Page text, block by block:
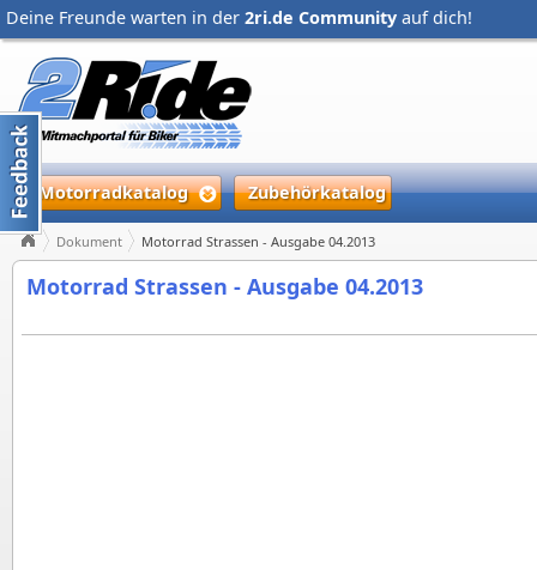
Deine Freunde warten in der 2ri.de Community auf dich!
Motorradkatalog Zubehörkatalog
Dokument Motorrad Strassen - Ausgabe 04.2013
Motorrad Strassen - Ausgabe 04.2013